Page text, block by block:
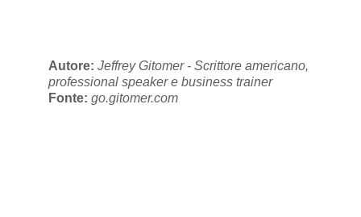
Autore: Jeffrey Gitomer - Scrittore americano,
professional speaker e business trainer
Fonte: go.gitomer.com